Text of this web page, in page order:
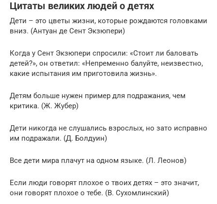
Цитаты великих людей о детях
Дети – это цветы жизни, которые рождаются головками
вниз. (Антуан де Сент Экзюпери)
Когда у Сент Экзюпери спросили: «Стоит ли баловать
детей?», он ответил: «Непременно балуйте, неизвестно,
какие испытания им приготовила жизнь».
Детям больше нужен пример для подражания, чем
критика. (Ж. Жубер)
Дети никогда не слушались взрослых, но зато исправно
им подражали. (Д. Болдуин)
Все дети мира плачут на одном языке. (Л. Леонов)
Если люди говорят плохое о твоих детях – это значит,
они говорят плохое о тебе. (В. Сухомлинский)